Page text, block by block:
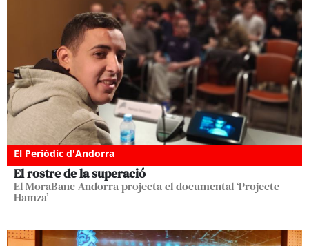
El Periòdic d'Andorra
El rostre de la superació
El MoraBanc Andorra projecta el documental ‘Projecte
Hamza’